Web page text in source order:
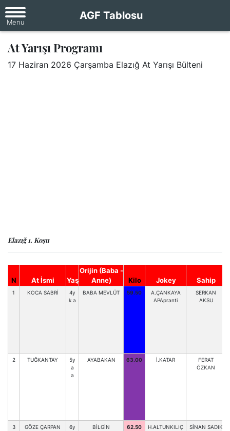
AGF Tablosu
At Yarışı Programı
17 Haziran 2026 Çarşamba Elazığ At Yarışı Bülteni
Elazığ 1. Koşu
N At İsmi Yaş
Orijin (Baba -
Anne)
Kilo Jokey Sahip
1 KOCA SABRİ
4y
k a
BABA MEVLÜT 59.50
A.ÇANKAYA
APApranti
SERKAN
AKSU
2 TUĞKANTAY
5y
a
a
AYABAKAN 63.00 İ.KATAR
FERAT
ÖZKAN
3 GÖZE ÇARPAN
6y
BİLGİN 62.50 H.ALTUNKILIÇ
SİNAN SADIK